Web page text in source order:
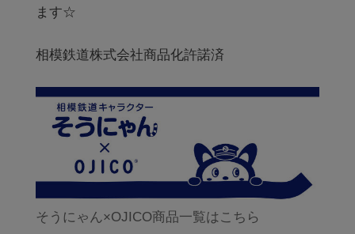
ます☆
相模鉄道株式会社商品化許諾済
そうにゃん×OJICO商品一覧はこちら